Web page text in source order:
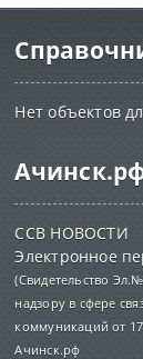
Нет объектов
ССВ
Электронное
(Свидетельство
надзору в сфере
коммуникаций от
Ачинск.рф